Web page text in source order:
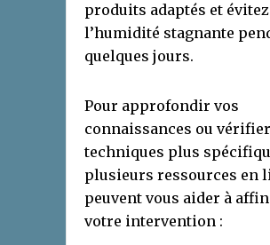
produits adaptés et évitez
l’humidité stagnante
quelques jours.
Pour approfondir vos
connaissances ou
techniques plus
plusieurs ressources en
peuvent vous aider à
votre intervention :